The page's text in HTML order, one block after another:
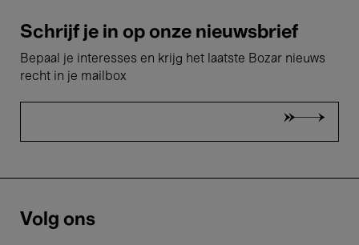
Schrijf je in op onze nieuwsbrief
Bepaal je interesses en krijg het laatste Bozar nieuws
recht in je mailbox
Volg ons